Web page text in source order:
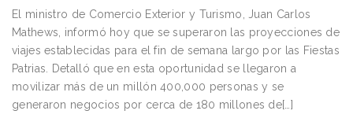
El ministro de Comercio Exterior y Turismo, Juan Carlos
Mathews, informó hoy que se superaron las proyecciones de
viajes establecidas para el fin de semana largo por las Fiestas
Patrias. Detalló que en esta oportunidad se llegaron a
movilizar más de un millón 400,000 personas y se
generaron negocios por cerca de 180 millones de[…]